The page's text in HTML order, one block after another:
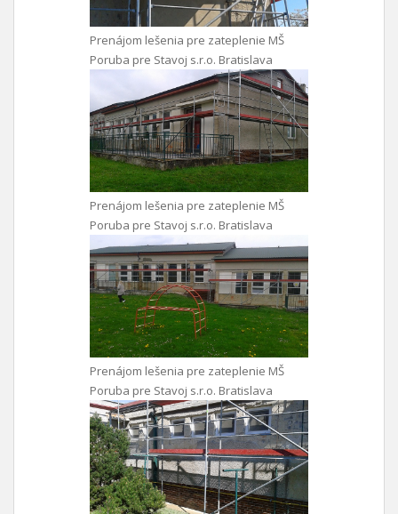
Prenájom lešenia pre zateplenie MŠ
Poruba pre Stavoj s.r.o. Bratislava
Prenájom lešenia pre zateplenie MŠ
Poruba pre Stavoj s.r.o. Bratislava
Prenájom lešenia pre zateplenie MŠ
Poruba pre Stavoj s.r.o. Bratislava